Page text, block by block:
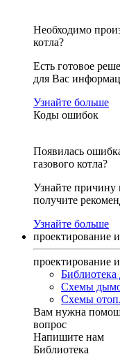
Необходимо
котла?
Есть готовое
для Вас
Узнайте больше
Коды ошибок
Появилась
газового котла?
Узнайте причину
получите
Узнайте больше
проектирование
проектирование
Библиотека
Схемы
Схемы
Вам нужна
вопрос
Напишите нам
Библиотека